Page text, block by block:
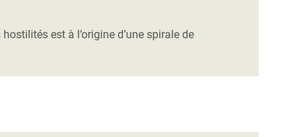
est à l’origine d’une spirale de